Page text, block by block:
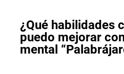
¿Qué habilidades
puedo mejorar
mental